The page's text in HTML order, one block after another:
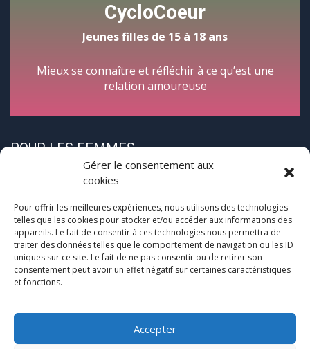
Gérer le consentement aux
cookies
Pour offrir les meilleures expériences, nous utilisons des technologies
telles que les cookies pour stocker et/ou accéder aux informations des
appareils. Le fait de consentir à ces technologies nous permettra de
traiter des données telles que le comportement de navigation ou les ID
uniques sur ce site. Le fait de ne pas consentir ou de retirer son
consentement peut avoir un effet négatif sur certaines caractéristiques
et fonctions.
Accepter
CycloCoeur
Jeunes filles de 15 à 18 ans
Mieux se connaître et réfléchir à ce qu’est une
relation amoureuse
POUR LES FEMMES
CycloPause
Pour les femmes concernées par la